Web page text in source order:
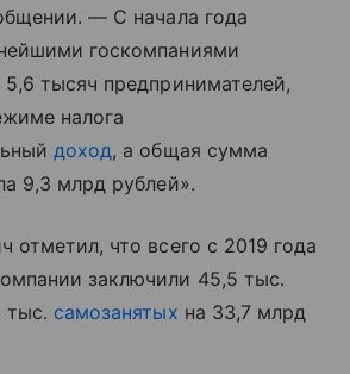
— С начала года
госкомпаниями
тысяч предпринимателей,
налога
доход, а общая сумма
9,3 млрд рублей».
отметил, что всего с 2019 года
заключили 45,5 тыс.
тыс. самозанятых на 33,7 млрд